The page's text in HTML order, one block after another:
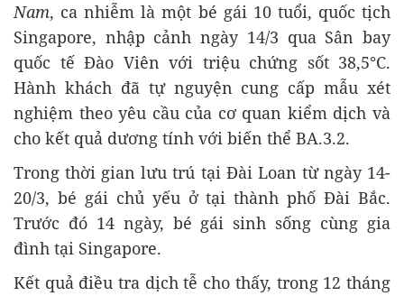
Nam, ca nhiễm là một bé gái 10 tuổi, quốc tịch
Singapore, nhập cảnh ngày 14/3 qua Sân bay
quốc tế Đào Viên với triệu chứng sốt 38,5°C.
Hành khách đã tự nguyện cung cấp mẫu xét
nghiệm theo yêu cầu của cơ quan kiểm dịch và
cho kết quả dương tính với biến thể BA.3.2.
Trong thời gian lưu trú tại Đài Loan từ ngày 14-
20/3, bé gái chủ yếu ở tại thành phố Đài Bắc.
Trước đó 14 ngày, bé gái sinh sống cùng gia
đình tại Singapore.
Kết quả điều tra dịch tễ cho thấy, trong 12 tháng